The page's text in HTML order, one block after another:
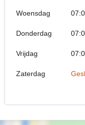
Woensdag
Donderdag
Vrijdag
Zaterdag